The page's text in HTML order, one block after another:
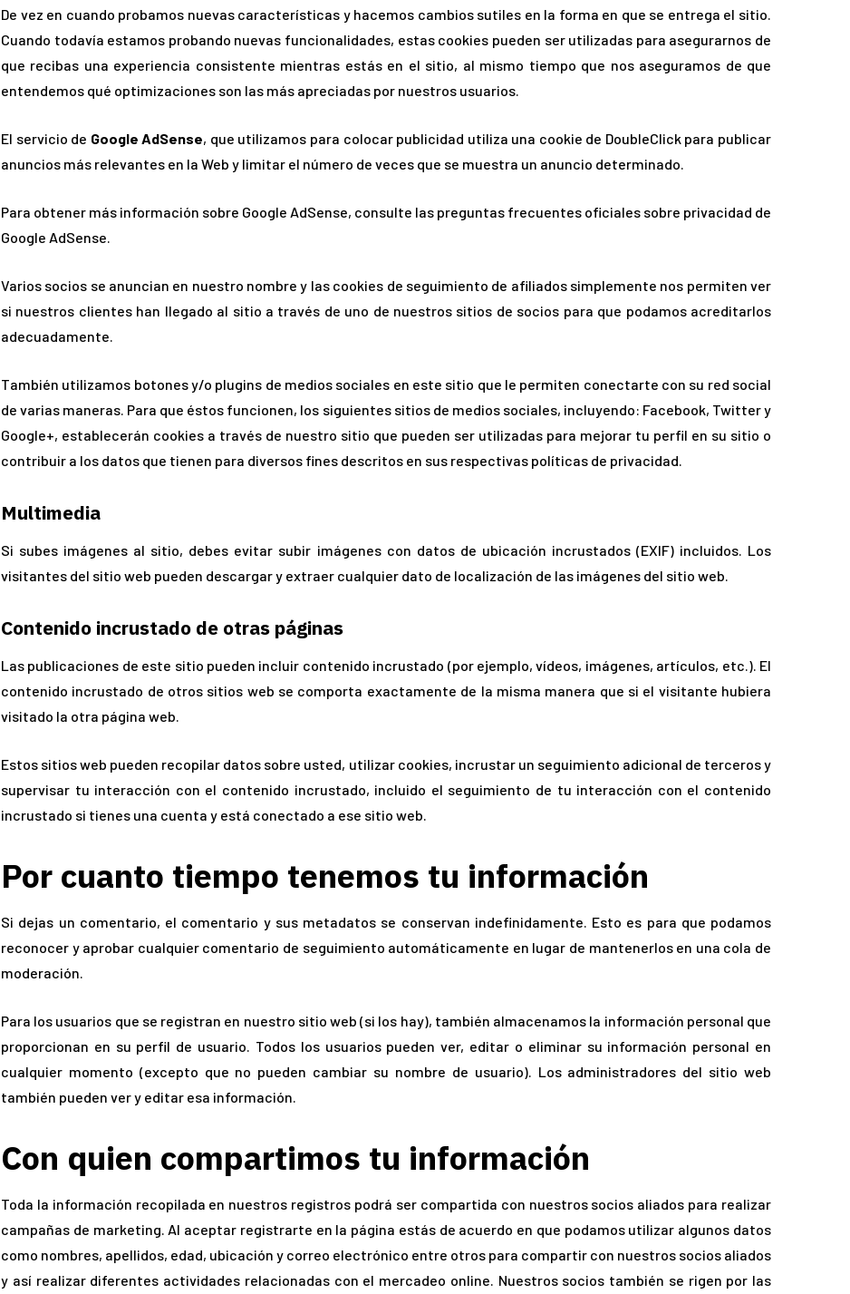
De vez en cuando probamos nuevas características y hacemos cambios sutiles en la forma en que se entrega el sitio.
Cuando todavía estamos probando nuevas funcionalidades, estas cookies pueden ser utilizadas para asegurarnos de
que recibas una experiencia consistente mientras estás en el sitio, al mismo tiempo que nos aseguramos de que
entendemos qué optimizaciones son las más apreciadas por nuestros usuarios.
El servicio de Google AdSense, que utilizamos para colocar publicidad utiliza una cookie de DoubleClick para publicar
anuncios más relevantes en la Web y limitar el número de veces que se muestra un anuncio determinado.
Para obtener más información sobre Google AdSense, consulte las preguntas frecuentes oficiales sobre privacidad de
Google AdSense.
Varios socios se anuncian en nuestro nombre y las cookies de seguimiento de afiliados simplemente nos permiten ver
si nuestros clientes han llegado al sitio a través de uno de nuestros sitios de socios para que podamos acreditarlos
adecuadamente.
También utilizamos botones y/o plugins de medios sociales en este sitio que le permiten conectarte con su red social
de varias maneras. Para que éstos funcionen, los siguientes sitios de medios sociales, incluyendo: Facebook, Twitter y
Google+, establecerán cookies a través de nuestro sitio que pueden ser utilizadas para mejorar tu perfil en su sitio o
contribuir a los datos que tienen para diversos fines descritos en sus respectivas políticas de privacidad.
Multimedia
Si subes imágenes al sitio, debes evitar subir imágenes con datos de ubicación incrustados (EXIF) incluidos. Los
visitantes del sitio web pueden descargar y extraer cualquier dato de localización de las imágenes del sitio web.
Contenido incrustado de otras páginas
Las publicaciones de este sitio pueden incluir contenido incrustado (por ejemplo, vídeos, imágenes, artículos, etc.). El
contenido incrustado de otros sitios web se comporta exactamente de la misma manera que si el visitante hubiera
visitado la otra página web.
Estos sitios web pueden recopilar datos sobre usted, utilizar cookies, incrustar un seguimiento adicional de terceros y
supervisar tu interacción con el contenido incrustado, incluido el seguimiento de tu interacción con el contenido
incrustado si tienes una cuenta y está conectado a ese sitio web.
Por cuanto tiempo tenemos tu información
Si dejas un comentario, el comentario y sus metadatos se conservan indefinidamente. Esto es para que podamos
reconocer y aprobar cualquier comentario de seguimiento automáticamente en lugar de mantenerlos en una cola de
moderación.
Para los usuarios que se registran en nuestro sitio web (si los hay), también almacenamos la información personal que
proporcionan en su perfil de usuario. Todos los usuarios pueden ver, editar o eliminar su información personal en
cualquier momento (excepto que no pueden cambiar su nombre de usuario). Los administradores del sitio web
también pueden ver y editar esa información.
Con quien compartimos tu información
Toda la información recopilada en nuestros registros podrá ser compartida con nuestros socios aliados para realizar
campañas de marketing. Al aceptar registrarte en la página estás de acuerdo en que podamos utilizar algunos datos
como nombres, apellidos, edad, ubicación y correo electrónico entre otros para compartir con nuestros socios aliados
y así realizar diferentes actividades relacionadas con el mercadeo online. Nuestros socios también se rigen por las